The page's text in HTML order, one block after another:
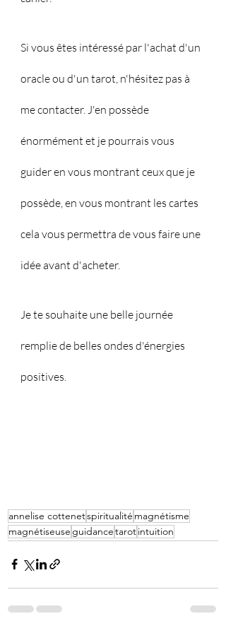
Si vous êtes intéressé par l'achat d'un
oracle ou d'un tarot, n'hésitez pas à
me contacter. J'en possède
énormément et je pourrais vous
guider en vous montrant ceux que je
possède, en vous montrant les cartes
cela vous permettra de vous faire une
idée avant d'acheter.
Je te souhaite une belle journée
remplie de belles ondes d'énergies
positives.
annelise cottenetspiritualité magnétisme
magnétiseuse guidancetarotintuition